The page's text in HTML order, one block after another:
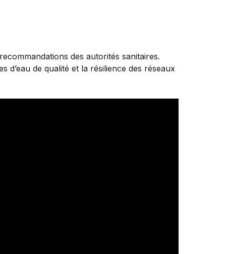
des autorités sanitaires.
d’eau de qualité et la résilience des réseaux